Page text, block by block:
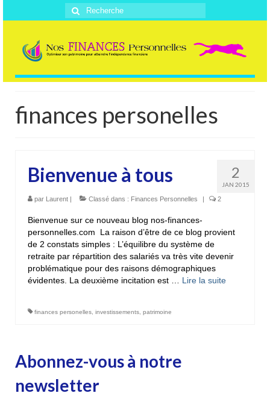
Rechercher
:
finances personelles
2
JAN 2015
Bienvenue à tous
par Laurent | Classé dans : Finances Personnelles | 2
Bienvenue sur ce nouveau blog nos-finances-
personnelles.com La raison d’être de ce blog provient
de 2 constats simples : L’équilibre du système de
retraite par répartition des salariés va très vite devenir
problématique pour des raisons démographiques
évidentes. La deuxième incitation est … Lire la suite­­
finances personelles investissements patrimoine
Abonnez-vous à notre
newsletter